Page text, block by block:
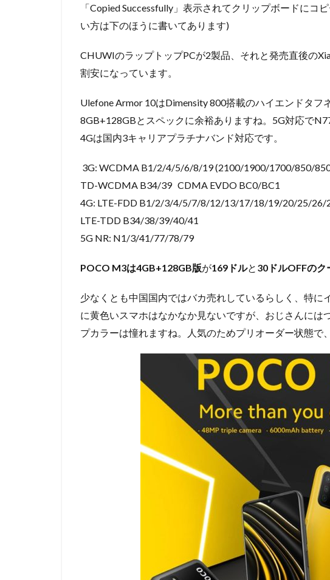
「Copied Successfully」表示されてクリップボードにコ
い方は下のほうに書いてあります)
CHUWIのラップトップPCが2製品、それと発売直後の
割安になっています。
Ulefone Armor 10はDimensity 800搭載のハイエンドタフ
8GB+128GBとスペックに余裕ありますね。5G対応で
4Gは国内3キャリアプラチナバンド対応です。
3G: WCDMA B1/2/4/5/6/8/19 (2100/1900/1700/850/
TD-WCDMA B34/39 CDMA EVDO BC0/BC1
4G: LTE-FDD B1/2/3/4/5/7/8/12/13/17/18/19/20/25/26/
LTE-TDD B34/38/39/40/41
5G NR: N1/3/41/77/78/79
POCO M3は4GB+128GB版が169ドルと 30ドルOFFのク
少なくとも中国国内ではバカ売れしているらしく、特に
に黄色いスマホはなかなか見ないですが、おじさんには
プカラーは憧れますね。人気のためプリオーダー状態で